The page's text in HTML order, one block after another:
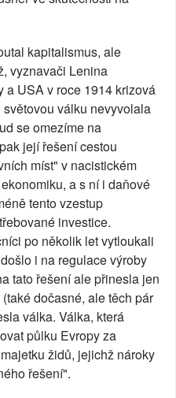
kapitalismus, ale
vyznavači Lenina
a USA v roce 1914 krizová
válku nevyvolala
se omezíme na
její řešení cestou
míst" v nacistickém
a s ní i daňové
tento vzestup
investice.
po několik let vytloukali
i na regulace výroby
tato řešení ale přinesla jen
dočasné, ale těch pár
válka. Válka, která
půlku Evropy za
židů, jejichž nároky
řešení".